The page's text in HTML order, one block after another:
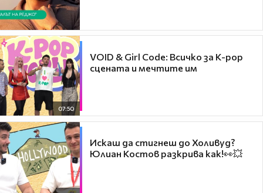
07:50
VOID & Girl Code: Всичко за K-pop
сцената и мечтите им
Искаш да стигнеш до Холивуд?
Юлиан Костов разкрива как!👀💥